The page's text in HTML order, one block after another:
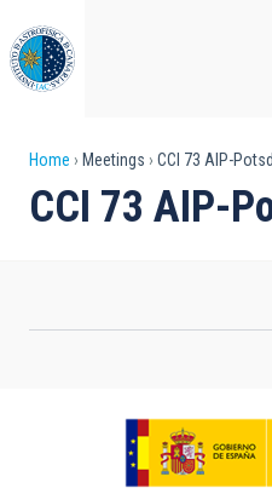
to
main
content
Breadcrumb
Home Meetings CCI 73 AIP-
CCI 73 AIP-